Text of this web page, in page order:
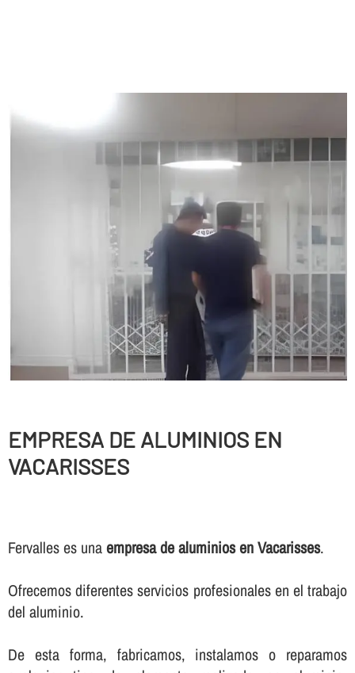
EMPRESA DE ALUMINIOS EN
VACARISSES
Fervalles es unaempresa de aluminios en Vacarisses.
Ofrecemos diferentes servicios profesionales en el trabajo
del aluminio.
De esta forma, fabricamos, instalamos o reparamos